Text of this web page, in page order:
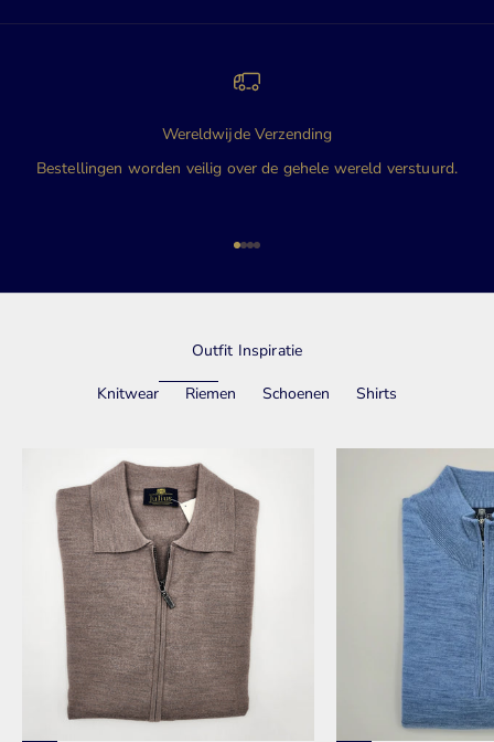
Wereldwijde Verzending
Bestellingen worden veilig over de gehele wereld verstuurd.
Naar artikel 1
Naar artikel 2
Naar artikel 3
Naar artikel 4
Outfit Inspiratie
Knitwear Riemen Schoenen Shirts